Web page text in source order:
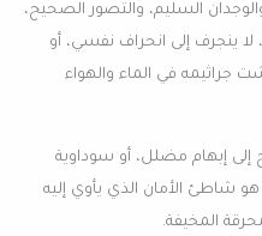
السليم، والتصور الصحيح،
لا ينجرف إلى انحراف نفسي، أو
في الماء والهواء
إلى إبهام مضلل، أو سوداوية
شاطئ الأمان الذي يأوي إليه
المخيفة.